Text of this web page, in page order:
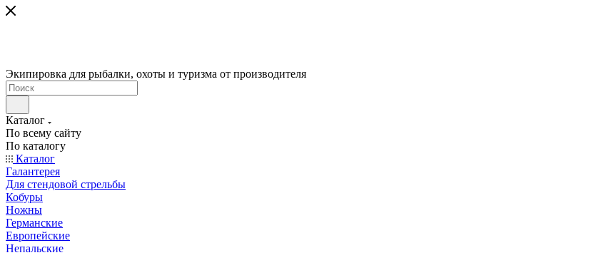
Экипировка для рыбалки, охоты и туризма от производителя
Каталог
По всему сайту
По каталогу
Каталог
Галантерея
Для стендовой стрельбы
Кобуры
Ножны
Германские
Европейские
Непальские